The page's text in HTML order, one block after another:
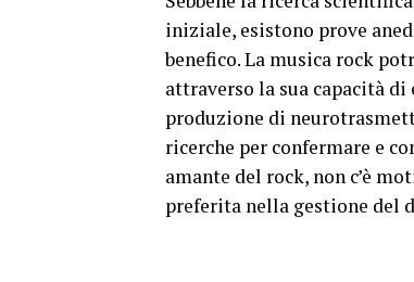
iniziale, esistono prove
benefico. La musica rock
attraverso la sua capacità
produzione di
ricerche per confermare e
amante del rock, non c’è
preferita nella gestione del